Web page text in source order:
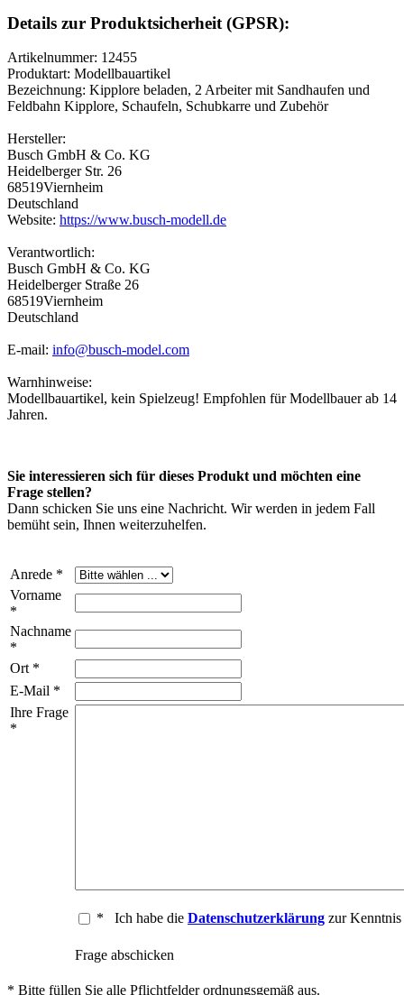
Details zur Produktsicherheit (GPSR):
Artikelnummer: 12455
Produktart: Modellbauartikel
Bezeichnung: Kipplore beladen, 2 Arbeiter mit Sandhaufen und
Feldbahn Kipplore, Schaufeln, Schubkarre und Zubehör
Hersteller:
Busch GmbH & Co. KG
Heidelberger Str. 26
68519Viernheim
Deutschland
Website: https://www.busch-modell.de
Verantwortlich:
Busch GmbH & Co. KG
Heidelberger Straße 26
68519Viernheim
Deutschland
E-mail: info@busch-model.com
Warnhinweise:
Modellbauartikel, kein Spielzeug! Empfohlen für Modellbauer ab 14
Jahren.
Sie interessieren sich für dieses Produkt und möchten eine
Frage stellen?
Dann schicken Sie uns eine Nachricht. Wir werden in jedem Fall
bemüht sein, Ihnen weiterzuhelfen.
Anrede *
Vorname
*
Nachname
*
Ort *
E-Mail *
Ihre Frage
*
* Ich habe die Datenschutzerklärung zur Kenntnis
Frage abschicken
* Bitte füllen Sie alle Pflichtfelder ordnungsgemäß aus.